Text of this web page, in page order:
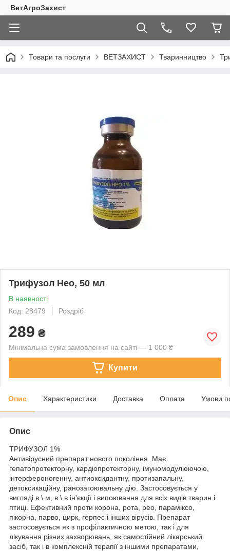
ВетАгроЗахист
Товари та послуги ВЕТЗАХИСТ Тваринництво
Трифузол Нео, 50 мл
В наявності
Код: 28479
Роздріб
289 ₴
Мінімальна сума замовлення на сайті — 1 000 ₴
Купити
Опис Характеристики Доставка Оплата Умови
Опис
ТРИФУЗОЛ 1%
Антивірусний препарат нового покоління. Має
гепатопротекторну, кардіопротекторну, імуномодулюючою,
інтерфероногенну, антиоксидантну, протизапальну,
детоксикаційну, ранозагоювальну дію. Застосовується у
вигляді в \ м, в \ в ін'єкції і випоювання для всіх видів тварин і
птиці. Ефективний проти корона, рота, рео, параміксо,
пікорна, парво, цирк, герпес і інших вірусів. Препарат
застосовується як з профілактичною метою, так і для
лікування різних захворювань, як самостійний лікарський
засіб, так і в комплексній терапії з іншими препаратами,